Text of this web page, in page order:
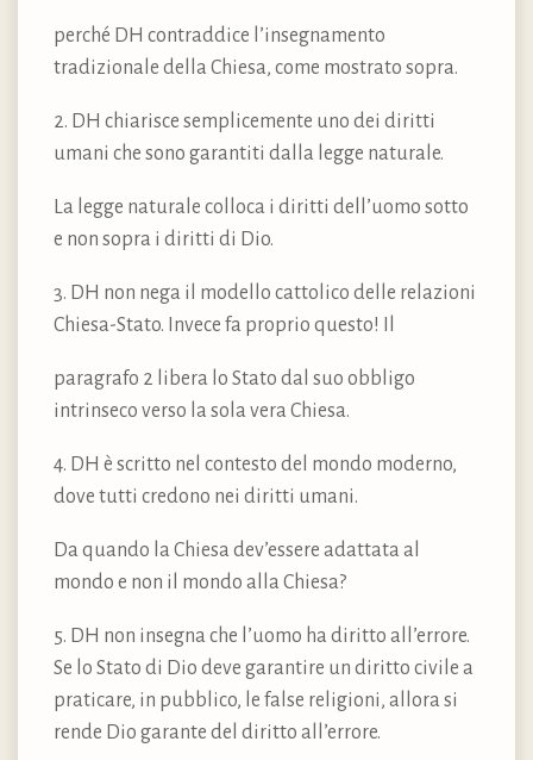
perché DH contraddice l’insegnamento
tradizionale della Chiesa, come mostrato sopra.
2. DH chiarisce semplicemente uno dei diritti
umani che sono garantiti dalla legge naturale.
La legge naturale colloca i diritti dell’uomo sotto
e non sopra i diritti di Dio.
3. DH non nega il modello cattolico delle relazioni
Chiesa-Stato. Invece fa proprio questo! Il
paragrafo 2 libera lo Stato dal suo obbligo
intrinseco verso la sola vera Chiesa.
4. DH è scritto nel contesto del mondo moderno,
dove tutti credono nei diritti umani.
Da quando la Chiesa dev’essere adattata al
mondo e non il mondo alla Chiesa?
5. DH non insegna che l’uomo ha diritto all’errore.
Se lo Stato di Dio deve garantire un diritto civile a
praticare, in pubblico, le false religioni, allora si
rende Dio garante del diritto all’errore.